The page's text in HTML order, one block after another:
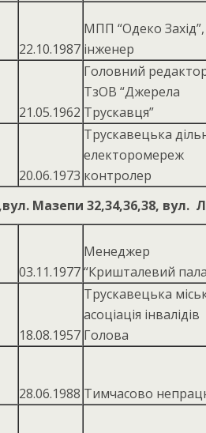
22.10.1987
МПП “Одеко Захід”,
інженер
21.05.1962
Головний
ТзОВ “Джерела
Трускавця”
20.06.1973
Трускавецька
електоромереж
контролер
Мазепи 32,34,36,38, вул.
03.11.1977
Менеджер
“Кришталевий
18.08.1957
Трускавецька
асоціація інвалідів
Голова
28.06.1988 Тимчасово